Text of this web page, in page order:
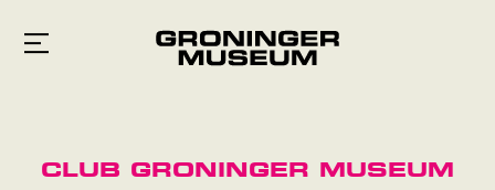
Naar
hoofdinhoud
CLUB GRONINGER MUSEUM